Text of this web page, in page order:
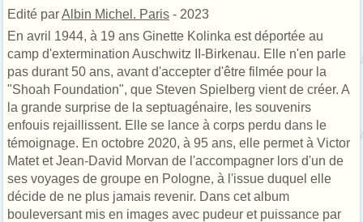
Edité parAlbin Michel. Paris - 2023
En avril 1944, à 19 ans Ginette Kolinka est déportée au
camp d'extermination Auschwitz II-Birkenau. Elle n'en parle
pas durant 50 ans, avant d'accepter d'être filmée pour la
"Shoah Foundation", que Steven Spielberg vient de créer. A
la grande surprise de la septuagénaire, les souvenirs
enfouis rejaillissent. Elle se lance à corps perdu dans le
témoignage. En octobre 2020, à 95 ans, elle permet à Victor
Matet et Jean-David Morvan de l'accompagner lors d'un de
ses voyages de groupe en Pologne, à l'issue duquel elle
décide de ne plus jamais revenir. Dans cet album
bouleversant mis en images avec pudeur et puissance par